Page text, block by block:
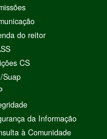
do reitor
CS
Suap
da Informação
à Comunidade